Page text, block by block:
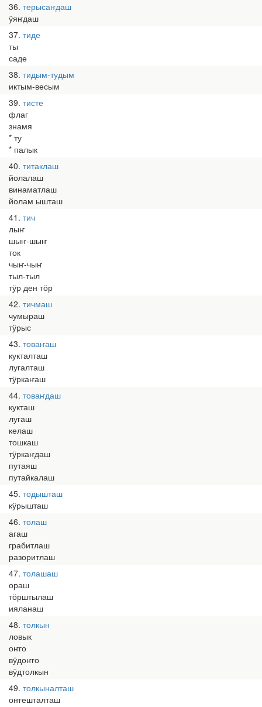
36 терысаҥдаш
ӱяҥдаш
37 тиде
ты
саде
38 тидым-тудым
иктым-весым
39 тисте
флаг
знамя
* ту
* палык
40 титаклаш
йолалаш
винаматлаш
йолам ышташ
41 тич
лыҥ
шыҥ-шыҥ
ток
чыҥ-чыҥ
тыл-тыл
тӱр ден тӧр
42 тичмаш
чумыраш
тӱрыс
43 товаҥаш
кукталташ
лугалташ
тӱркаҥаш
44 товаҥдаш
кукташ
лугаш
келаш
тошкаш
тӱркаҥдаш
путаяш
путайкалаш
45 тодышташ
кӱрышташ
46 толаш
агаш
грабитлаш
разоритлаш
47 толашаш
ораш
тӧрштылаш
ияланаш
48 толкын
ловык
оҥго
вӱдоҥго
вӱдтолкын
49 толкыналташ
оҥгешталташ